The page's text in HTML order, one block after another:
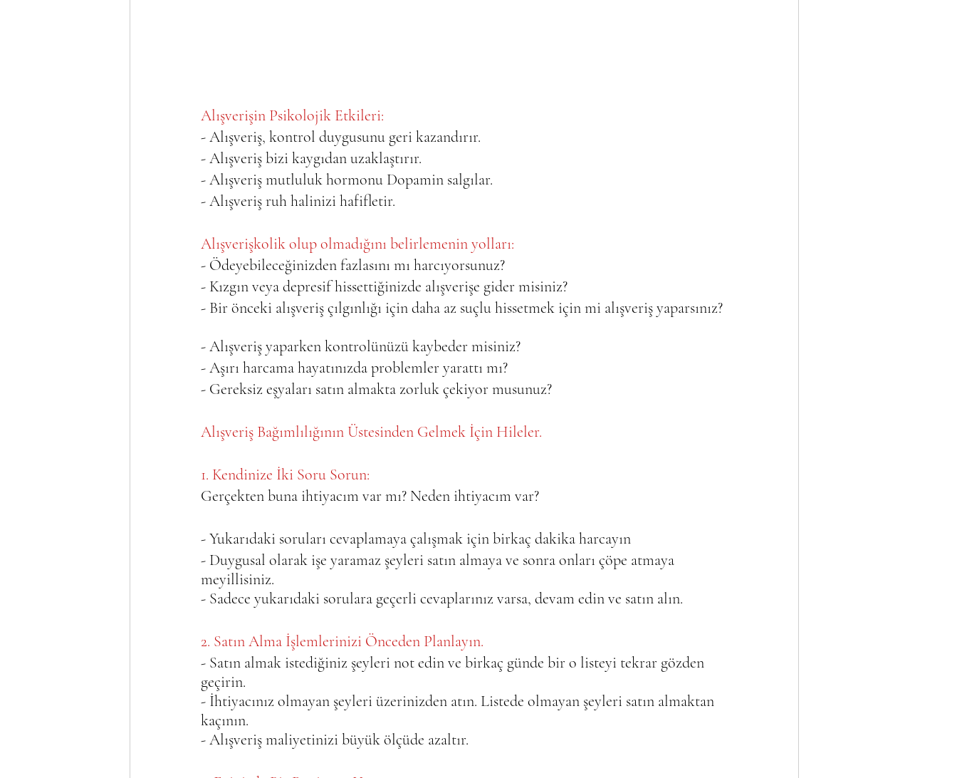
Alışverişin Psikolojik Etkileri:
- Alışveriş, kontrol duygusunu geri kazandırır.
- Alışveriş bizi kaygıdan uzaklaştırır.
- Alışveriş mutluluk hormonu Dopamin salgılar.
- Alışveriş ruh halinizi hafifletir.
Alışverişkolik olup olmadığını belirlemenin yolları:
- Ödeyebileceğinizden fazlasını mı harcıyorsunuz?
- Kızgın veya depresif hissettiğinizde alışverişe gider misiniz?
- Bir önceki alışveriş çılgınlığı için daha az suçlu hissetmek için mi alışveriş yaparsınız?
- Alışveriş yaparken kontrolünüzü kaybeder misiniz?
- Aşırı harcama hayatınızda problemler yarattı mı?
- Gereksiz eşyaları satın almakta zorluk çekiyor musunuz?
Alışveriş Bağımlılığının Üstesinden Gelmek İçin Hileler.
1. Kendinize İki Soru Sorun:
Gerçekten buna ihtiyacım var mı? Neden ihtiyacım var?
- Yukarıdaki soruları cevaplamaya çalışmak için birkaç dakika harcayın
- Duygusal olarak işe yaramaz şeyleri satın almaya ve sonra onları çöpe atmaya
meyillisiniz.
- Sadece yukarıdaki sorulara geçerli cevaplarınız varsa, devam edin ve satın alın.
2. Satın Alma İşlemlerinizi Önceden Planlayın.
- Satın almak istediğiniz şeyleri not edin ve birkaç günde bir o listeyi tekrar gözden
geçirin.
- İhtiyacınız olmayan şeyleri üzerinizden atın. Listede olmayan şeyleri satın almaktan
kaçının.
- Alışveriş maliyetinizi büyük ölçüde azaltır.